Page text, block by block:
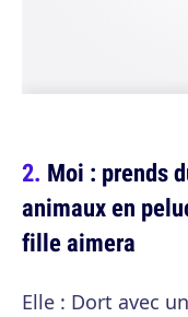
Moi : prends
animaux en
fille aimera
Elle : Dort avec